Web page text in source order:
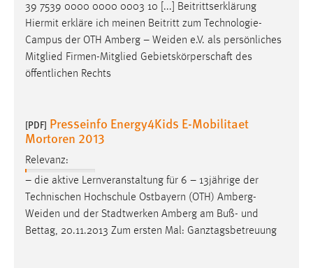
39 7539 0000 0000 0003 10 [...] Beitrittserklärung
Hiermit erkläre ich meinen Beitritt zum Technologie-
Campus der OTH Amberg – Weiden e.V. als persönliches
Mitglied Firmen-Mitglied Gebietskörperschaft des
öffentlichen Rechts
[PDF] Presseinfo Energy4Kids E-Mobilitaet
Mortoren 2013
Relevanz:
– die aktive Lernveranstaltung für 6 – 13jährige der
Technischen Hochschule Ostbayern (OTH) Amberg-
Weiden und der Stadtwerken Amberg am Buß- und
Bettag, 20.11.2013 Zum ersten Mal: Ganztagsbetreuung